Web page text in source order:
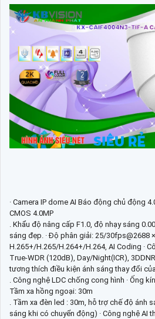
· Camera IP dome AI Báo động chủ động
CMOS 4.0MP
. Khẩu độ nâng cấp F1.0, độ nhạy sáng
sáng đẹp. · Độ phân giải: 25/30fps@2688 ×
H.265+/H.265/H.264+/H.264, AI Coding ·
True-WDR (120dB), Day/Night(ICR),
tương thích điều kiện ánh sáng thay đổi
. Công nghệ LDC chống cong hình · Ống
Tầm xa hồng ngoại: 30m
. Tầm xa đèn led : 30m, hỗ trợ chế độ ánh
sáng khi có chuyển động) · Công nghệ AI